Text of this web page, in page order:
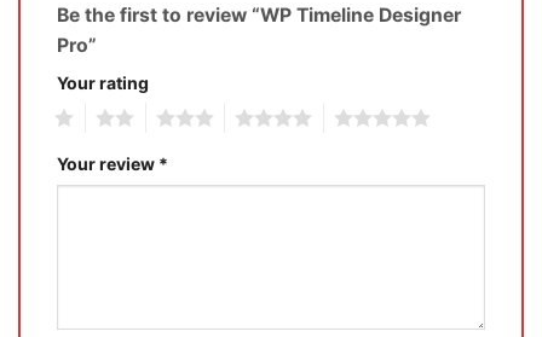
Be the first to review “WP Timeline Designer
Pro”
Your rating
Your review *